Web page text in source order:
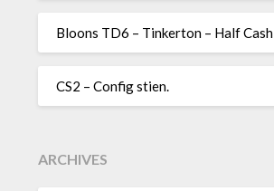
Bloons TD6 – Tinkerton – Half Cash
CS2 – Config stien.
ARCHIVES